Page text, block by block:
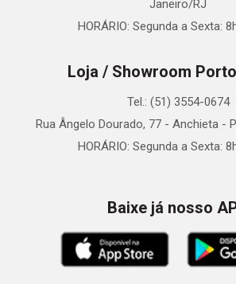
Janeiro/RJ
HORÁRIO: Segunda a Sexta:
Loja / Showroom
Tel.: (51) 3554-0674
Rua Ângelo Dourado, 77 - Anchieta -
HORÁRIO: Segunda a Sexta:
Baixe já nosso